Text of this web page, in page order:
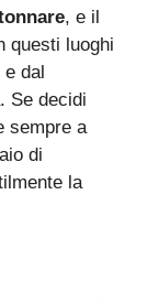
, e il
questi luoghi
e dal
Se decidi
sempre a
di
la